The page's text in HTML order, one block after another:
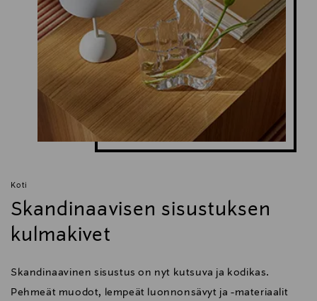
Koti
Skandinaavisen sisustuksen
kulmakivet
Skandinaavinen sisustus on nyt kutsuva ja kodikas.
Pehmeät muodot, lempeät luonnonsävyt ja -materiaalit